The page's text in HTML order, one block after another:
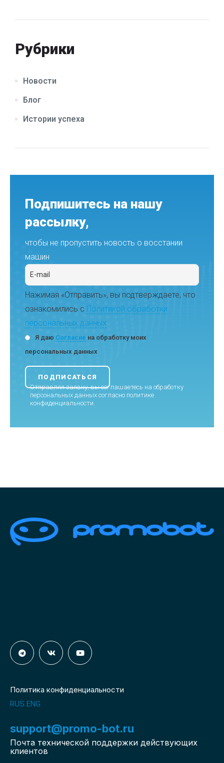
Рубрики
Новости
Блог
Истории успеха
Подпишитесь на нашу
рассылку,
чтобы не пропустить новость о восстании
машин
Нажимая «Отправить», вы подтверждаете, что
ознакомились с Политикой обработки
персональных данных
Я даю Согласие на обработку моих
персональных данных
Отправляя заявку, вы соглашаетесь на обработку
персональных данных согласно политике
конфиденциальности
Политика конфиденциальности
RUS ENG
support@promo-bot.ru
Почта технической поддержки действующих
клиентов